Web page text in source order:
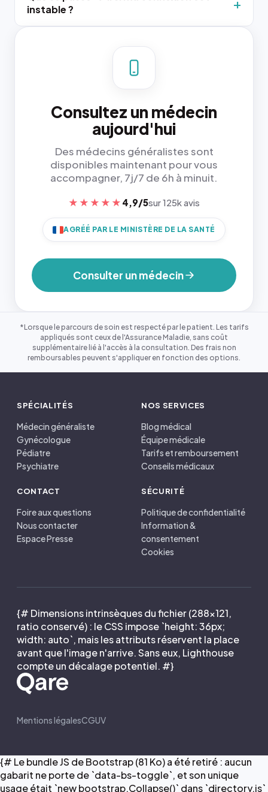
instable ?
Consultez un médecin
aujourd'hui
Des médecins généralistes sont
disponibles maintenant pour vous
accompagner, 7j/7 de 6h à minuit.
★★★★★ 4,9/5sur 125k avis
AGRÉÉ PAR LE MINISTÈRE DE LA SANTÉ
Consulter un médecin
*Lorsque le parcours de soin est respecté par le patient. Les tarifs
appliqués sont ceux de l'Assurance Maladie, sans coût
supplémentaire lié à l'accès à la consultation. Des frais non
remboursables peuvent s'appliquer en fonction des options.
SPÉCIALITÉS
Médecin généraliste
Gynécologue
Pédiatre
Psychiatre
NOS SERVICES
Blog médical
Équipe médicale
Tarifs et remboursement
Conseils médicaux
CONTACT
Foire aux questions
Nous contacter
Espace Presse
SÉCURITÉ
Politique de confidentialité
Information &
consentement
Cookies
{# Dimensions intrinsèques du fichier (288×121,
ratio conservé) : le CSS impose `height: 36px;
width: auto`, mais les attributs réservent la place
avant que l'image n'arrive. Sans eux, Lighthouse
compte un décalage potentiel. #}
Mentions légalesCGUV
{# Le bundle JS de Bootstrap (81 Ko) a été retiré : aucun
gabarit ne porte de `data-bs-toggle`, et son unique
usage était `new bootstrap.Collapse()` dans `directory.js`